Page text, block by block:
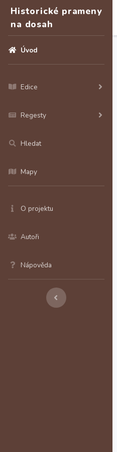
Historické prameny
na dosah
Úvod
Edice
Regesty
Hledat
Mapy
O projektu
Autoři
Nápověda